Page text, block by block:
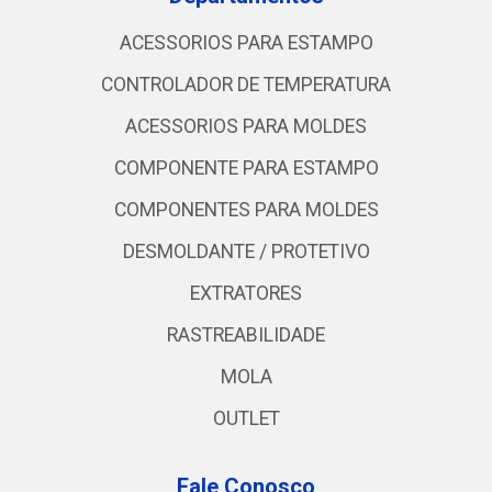
ACESSORIOS PARA ESTAMPO
CONTROLADOR DE TEMPERATURA
ACESSORIOS PARA MOLDES
COMPONENTE PARA ESTAMPO
COMPONENTES PARA MOLDES
DESMOLDANTE / PROTETIVO
EXTRATORES
RASTREABILIDADE
MOLA
OUTLET
Fale Conosco